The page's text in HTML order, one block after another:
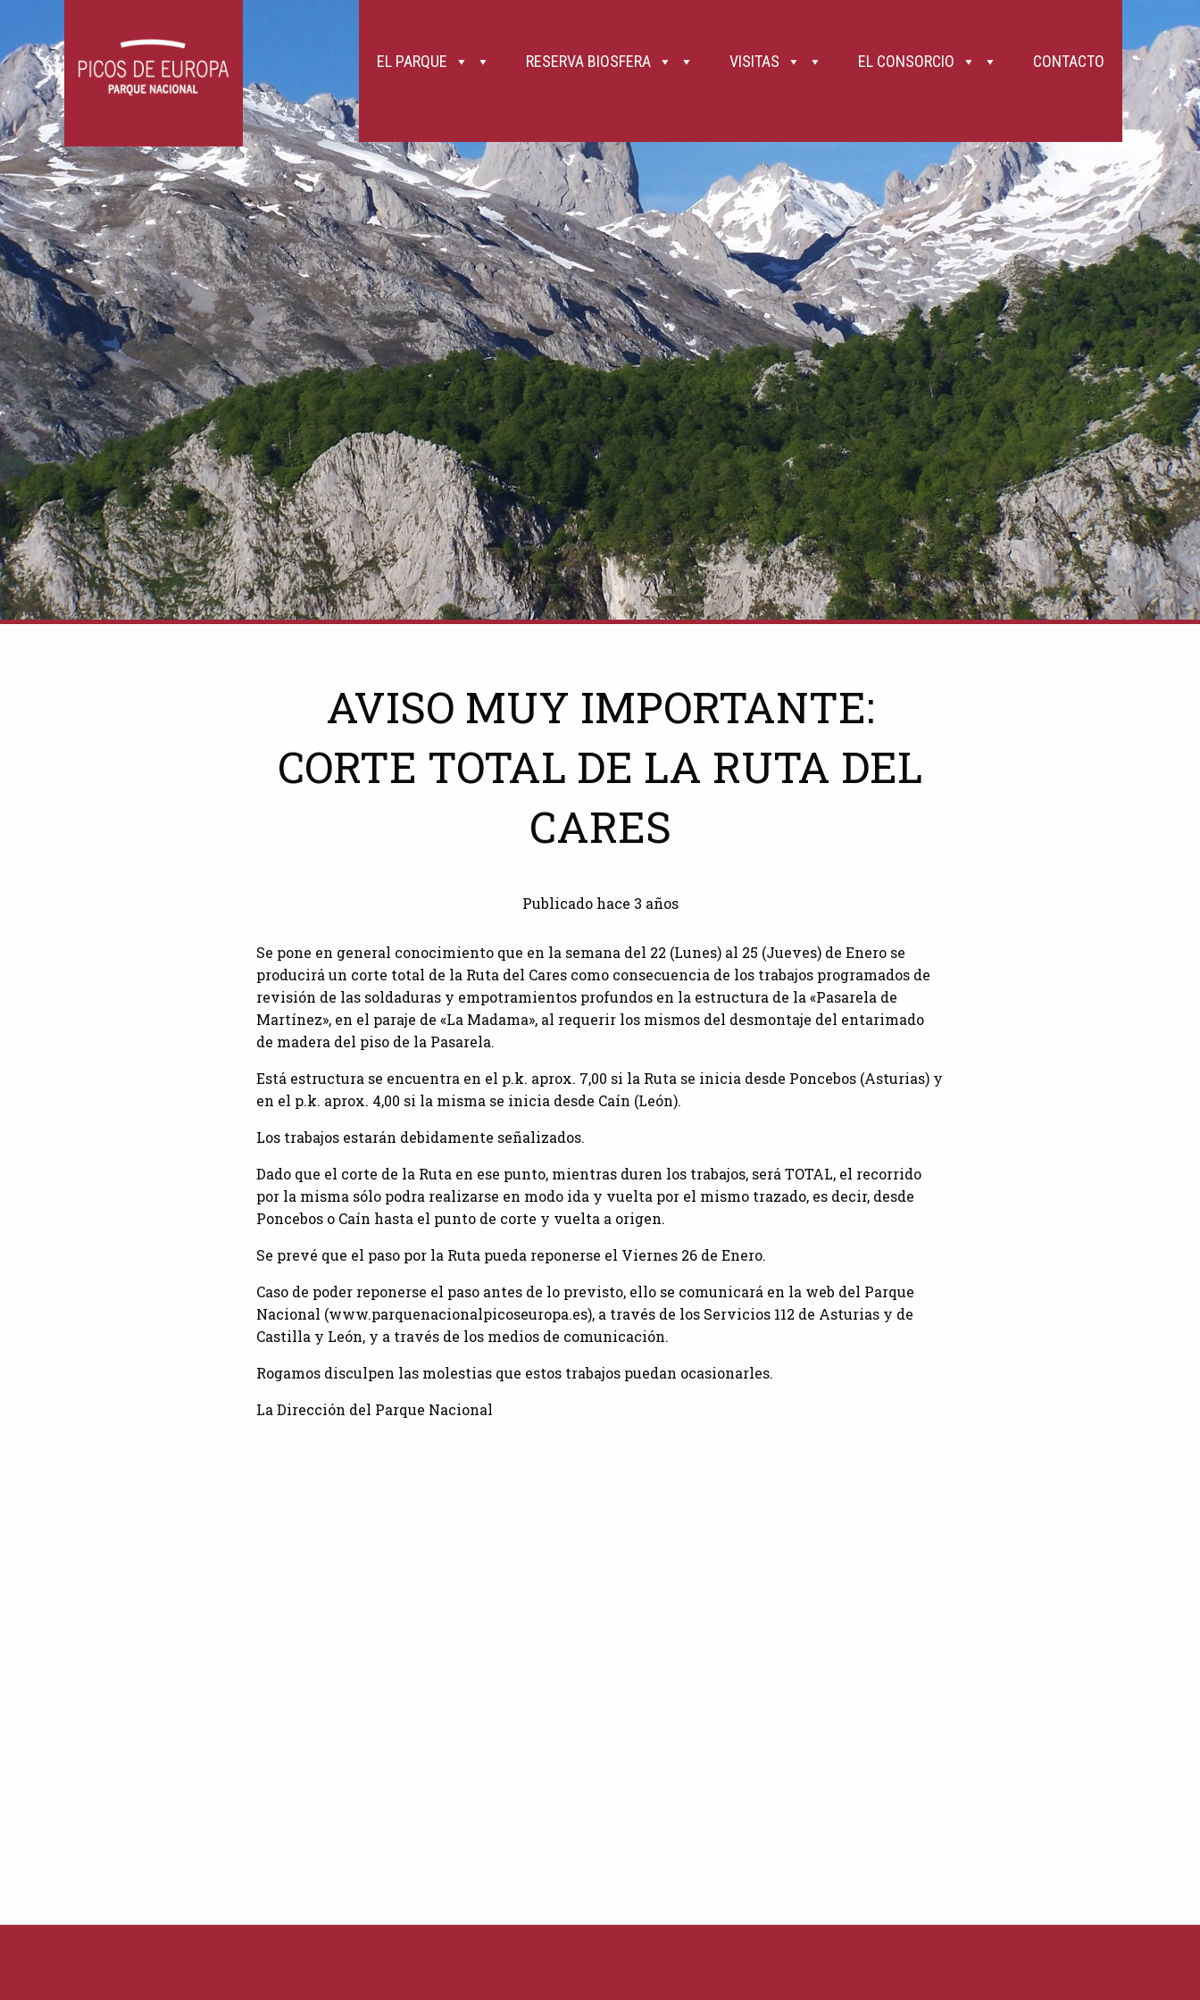
dificultad. Las mochilas portabebés o los petos frontales permiten su transporte, pero valora posibles daños si te caes. 13. Picos de Europa es un macizo calizo y que presenta muy fuertes desniveles que, en ocasiones,
caen directamente encima de las Rutas. Así como la roca caliza es durísima, es frágil ante el ataque del ácido débil que forman el agua de lluvia y el CO2 de la atmósfera. Se forman así grietas que llevan a la
lluvia, las raíces o el paso de fauna silvestre o doméstica, e incluso de otros senderistas que circulan por un nivel superior. El riesgo de caída de piedras, siempre existente, se incrementa los días de lluvia intensa o
fuertes vientos, y en los inmediatamente siguientes a los mismos. 14. Recuerda que en el Parque Nacional ,como en todos ellos (Ley 7/2023, de bienestar animal), está prohibido llevar los perros sueltos y en la Ruta
del Cares, además, están prohibidas las correas extensibles y la correa fija no puede medir más de 1,20 metros. 15. El uso de bicicletas de todo tipo, hoy por hoy, está restringido a las carreteras y a las muy limitadas
pistas permitidas para la circulación de vehículos a motor. Por tanto, no pueden circular ni campo a través, ni por senderos, ni, por supuesto, por la Ruta del Cares . ¡Se precavido, cuida de tu persona y ayuda a los
demás!
EL PARQUE RESERVA BIOSFERA VISITAS EL CONSORCIO CONTACTO
AVISO MUY IMPORTANTE:
CORTE TOTAL DE LA RUTA DEL
CARES
Publicado hace 3 años
Se pone en general conocimiento que en la semana del 22 (Lunes) al 25 (Jueves) de Enero se
producirá un corte total de la Ruta del Cares como consecuencia de los trabajos programados de
revisión de las soldaduras y empotramientos profundos en la estructura de la «Pasarela de
Martínez», en el paraje de «La Madama», al requerir los mismos del desmontaje del entarimado
de madera del piso de la Pasarela.
Está estructura se encuentra en el p.k. aprox. 7,00 si la Ruta se inicia desde Poncebos (Asturias) y
en el p.k. aprox. 4,00 si la misma se inicia desde Caín (León).
Los trabajos estarán debidamente señalizados.
Dado que el corte de la Ruta en ese punto, mientras duren los trabajos, será TOTAL, el recorrido
por la misma sólo podra realizarse en modo ida y vuelta por el mismo trazado, es decir, desde
Poncebos o Caín hasta el punto de corte y vuelta a origen.
Se prevé que el paso por la Ruta pueda reponerse el Viernes 26 de Enero.
Caso de poder reponerse el paso antes de lo previsto, ello se comunicará en la web del Parque
Nacional (www.parquenacionalpicoseuropa.es), a través de los Servicios 112 de Asturias y de
Castilla y León, y a través de los medios de comunicación.
Rogamos disculpen las molestias que estos trabajos puedan ocasionarles.
La Dirección del Parque Nacional